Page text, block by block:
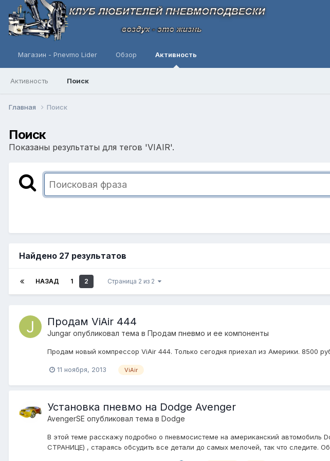
Магазин - Pnevmo Lider Обзор Активность
Активность Поиск
Главная Поиск
Поиск
Показаны результаты для тегов 'VIAIR'.
Найдено 27 результатов
НАЗАД 1 2 Страница 2 из 2
Продам ViAir 444
Jungar опубликовал тема в Продам пневмо и ее компоненты
Продам новый компрессор ViAir 444. Только сегодня приехал из Америки. 8500
11 ноября, 2013 ViAir
Установка пневмо на Dodge Avenger
AvengerSE опубликовал тема в Dodge
В этой теме расскажу подробно о пневмосистеме на американский
СТРАНИЦЕ) , стараясь обсудить все детали до самых мелочей, так что следите.